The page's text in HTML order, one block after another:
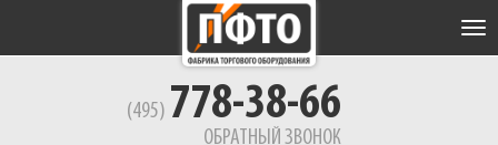
(495) 778-38-66
ОБРАТНЫЙ ЗВОНОК